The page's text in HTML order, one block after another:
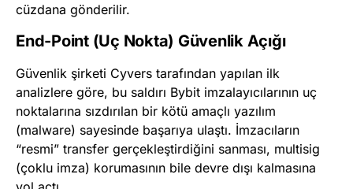
cüzdana gönderilir.
End-Point (Uç Nokta) Güvenlik Açığı
Güvenlik şirketi Cyvers tarafından yapılan ilk
analizlere göre, bu saldırı Bybit imzalayıcılarının uç
noktalarına sızdırılan bir kötü amaçlı yazılım
(malware) sayesinde başarıya ulaştı. İmzacıların
“resmi” transfer gerçekleştirdiğini sanması, multisig
(çoklu imza) korumasının bile devre dışı kalmasına